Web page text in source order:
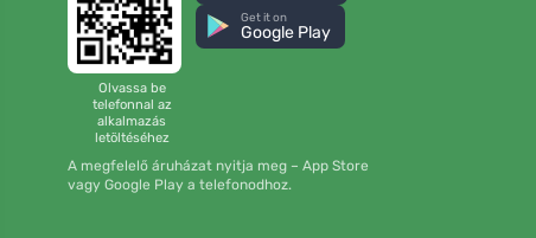
Olvassa be
telefonnal az
alkalmazás
letöltéséhez
Get it on
Google Play
A megfelelő áruházat nyitja meg – App Store
vagy Google Play a telefonodhoz.